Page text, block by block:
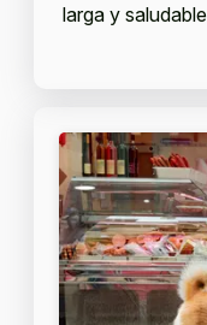
larga y